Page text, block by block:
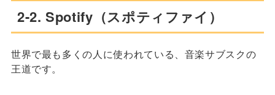
2-2. Spotify（スポティファイ）
世界で最も多くの人に使われている、音楽サブスクの
王道です。